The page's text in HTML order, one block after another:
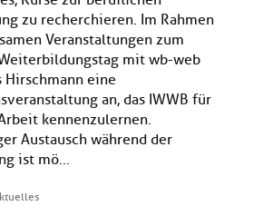
zu recherchieren. Im Rahmen
Veranstaltungen zum
mit wb-web
eine
an, das IWWB für
kennenzulernen.
Austausch während der
ist mö...